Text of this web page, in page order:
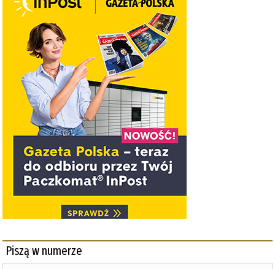
Piszą w numerze